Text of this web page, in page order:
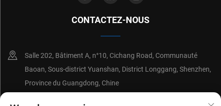
CONTACTEZ-NOUS
Salle 202, Bâtiment A, n°10, Cichang Road, Communauté
Baoan, Sous-district Yuanshan, District Longgang, Shenzhen,
Province du Guangdong, Chine